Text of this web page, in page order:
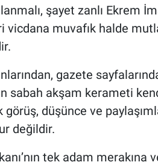
şayet zanlı Ekrem
vicdana muvafık halde
gazete
sabah akşam kerameti
görüş, düşünce ve
değildir.
tek adam